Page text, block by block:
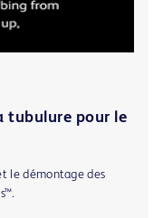
tubulure pour le
le démontage des